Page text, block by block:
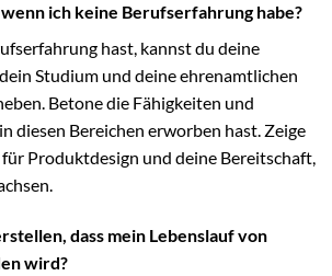
ich keine Berufserfahrung habe?
hast, kannst du deine
Studium und deine ehrenamtlichen
Betone die Fähigkeiten und
diesen Bereichen erworben hast. Zeige
Produktdesign und deine Bereitschaft,
dass mein Lebenslauf von
wird?